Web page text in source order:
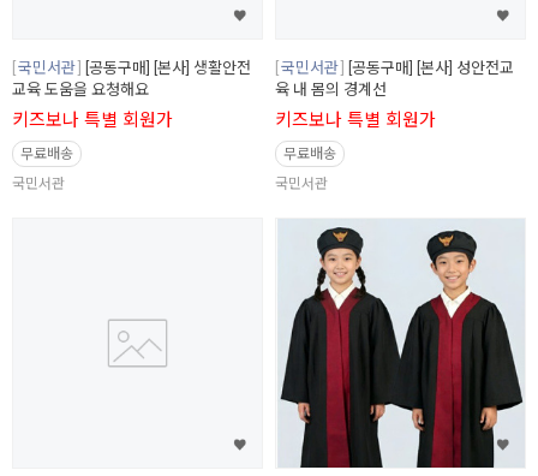
국민서관
[공동구매] [본사] 생활안전
교육 도움을 요청해요
키즈보나 특별 회원가
무료배송
국민서관
국민서관
[공동구매] [본사] 성안전교
육 내 몸의 경계선
키즈보나 특별 회원가
무료배송
국민서관